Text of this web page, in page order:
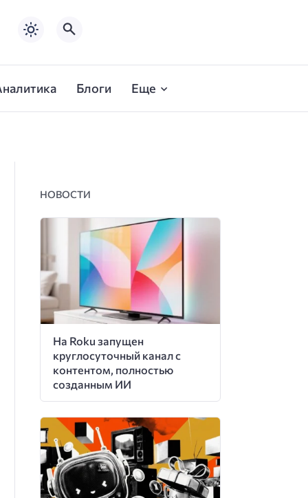
Блоги Еще
НОВОСТИ
На Roku запущен
круглосуточный канал с
контентом, полностью
созданным ИИ